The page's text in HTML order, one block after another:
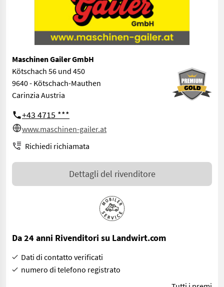
Maschinen Gailer GmbH
Kötschach 56 und 450
9640 - Kötschach-Mauthen
Carinzia Austria
+43 4715 ***
www.maschinen-gailer.at
Richiedi richiamata
Dettagli del rivenditore
Da 24 anni Rivenditori su Landwirt.com
Dati di contatto verificati
numero di telefono registrato